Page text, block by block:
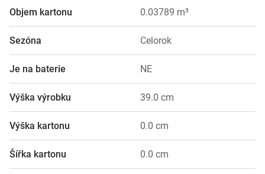
Objem kartonu 0.03789 m³
Sezóna Celorok
Je na baterie NE
Výška výrobku 39.0 cm
Výška kartonu 0.0 cm
Šířka kartonu 0.0 cm